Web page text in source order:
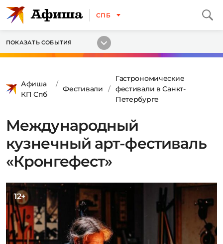
СПБ
ПОКАЗАТЬ СОБЫТИЯ
Афиша
КП Спб
Фестивали
Гастрономические
фестивали в Санкт-
Петербурге
Международный
кузнечный арт-фестиваль
«Кронгефест»
12+